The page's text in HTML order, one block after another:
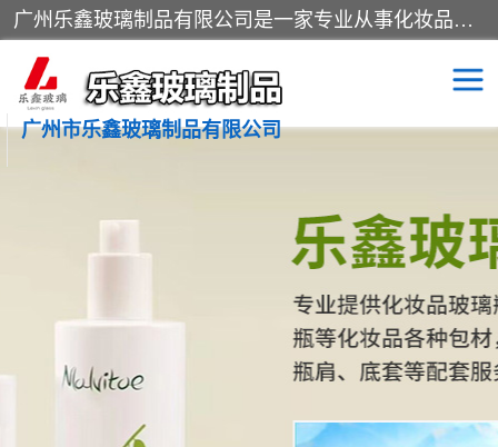
广州乐鑫玻璃制品有限公司是一家专业从事化妆品瓶子、化妆品玻璃瓶子、膏霜瓶、化妆品玻璃瓶等产品的集开发研制、生产、销售于一体的实业型玻璃制品生产企业。产品从设计、开模、试样、生产、蒙砂、抛光、喷涂、高低温单色及多色印刷，烫金（银）到交货实现一条龙服务。
广州市乐鑫玻璃制品有限公司
化妆品包装瓶 香水包装瓶
化妆品玻璃瓶
玻璃瓶